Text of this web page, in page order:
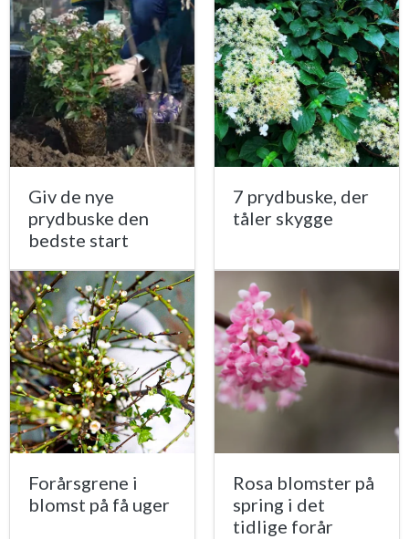
Giv de nye
prydbuske den
bedste start
7 prydbuske, der
tåler skygge
Forårsgrene i
blomst på få uger
Rosa blomster på
spring i det
tidlige forår